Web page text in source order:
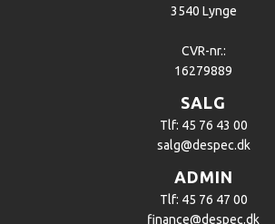
3540 Lynge
CVR-nr.:
16279889
SALG
Tlf: 45 76 43 00
salg@despec.dk
ADMIN
Tlf: 45 76 47 00
finance@despec.dk